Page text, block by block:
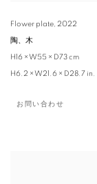
Flower plate, 2022
陶、木
H16 × W55 × D73 cm
H6.2 × W21.6 × D28.7 in.
お問い合わせ